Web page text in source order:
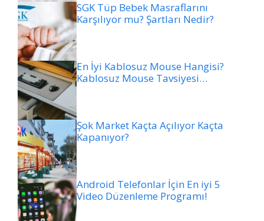
SGK Tüp Bebek Masraflarını
Karşılıyor mu? Şartları Nedir?
En İyi Kablosuz Mouse Hangisi?
Kablosuz Mouse Tavsiyesi…
Şok Market Kaçta Açılıyor Kaçta
Kapanıyor?
Android Telefonlar İçin En iyi 5
Video Düzenleme Programı!